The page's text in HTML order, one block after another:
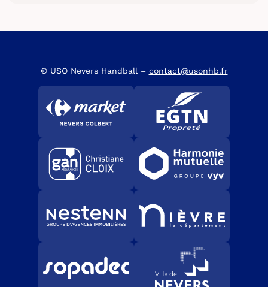
© USO Nevers Handball – contact@usonhb.fr